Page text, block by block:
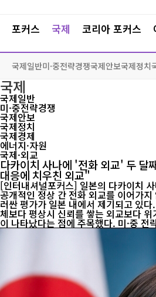
포커스 국제 코리아 포커스
국제일반미·중전략경쟁국제안보국제정치
국제
국제일반
미·중전략경쟁
국제안보
국제정치
국제경제
에너지·자원
국제·외교
다카이치 사나에 '전화 외교' 두
대응에 치우친 외교"
[인터내셔널포커스] 일본의 다카이치
공개적인 정상 간 전화 외교를 이어가
러싼 평가가 일본 내에서 제기되고 있
체보다 평상시 신뢰를 쌓는 외교보다
이 나타났다는 점에 주목했다. 미·중 전
제, 중동 정세 불안이 겹친 상황에서 정
교력과 위기관리 능력을 보여주는 핵심 지표로
신문은 1일 다카이치 총리가 지난 6월
후 현재까지 새로운 정상 간 전화 회담
다. 일본 정부는 7월 초 레제프 타이이
과의 통화도 추진했지만 일정 조율 등
로 전해졌다. 집계상으로는 외교 활동이 부족한 수준은 아니다. 일본